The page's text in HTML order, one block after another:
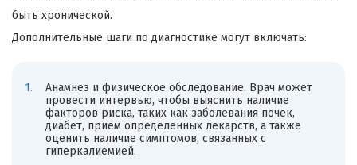
быть хронической.
Дополнительные шаги по диагностике могут включать:
Анамнез и физическое обследование. Врач может
провести интервью, чтобы выяснить наличие
факторов риска, таких как заболевания почек,
диабет, прием определенных лекарств, а также
оценить наличие симптомов, связанных с
гиперкалиемией.